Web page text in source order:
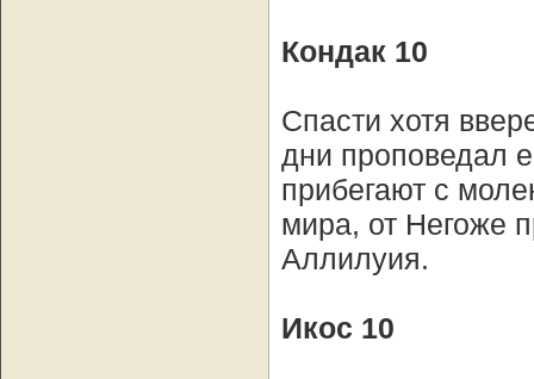
Кондак 10
Спасти хотя
дни проповедал
прибегают с
мира, от Негоже
Аллилуия.
Икос 10